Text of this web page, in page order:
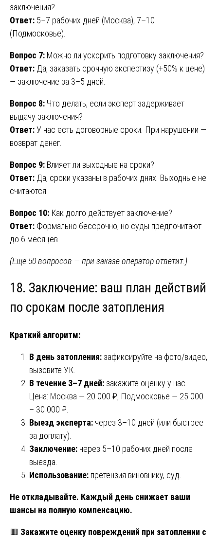
заключения?
Ответ: 5–7 рабочих дней (Москва), 7–10
(Подмосковье).
Вопрос 7: Можно ли ускорить подготовку заключения?
Ответ: Да, заказать срочную экспертизу (+50% к цене)
— заключение за 3–5 дней.
Вопрос 8: Что делать, если эксперт задерживает
выдачу заключения?
Ответ:У нас есть договорные сроки. При нарушении —
возврат денег.
Вопрос 9: Влияет ли выходные на сроки?
Ответ: Да, сроки указаны в рабочих днях. Выходные не
считаются.
Вопрос 10: Как долго действует заключение?
Ответ: Формально бессрочно, но суды предпочитают
до 6 месяцев.
(Ещё 50 вопросов — при заказе оператор ответит.)
18. Заключение: ваш план действий
по срокам после затопления
Краткий алгоритм:
В день затопления: зафиксируйте на фото/видео,
вызовите УК.
В течение 3–7 дней: закажите оценку у нас.
Цена: Москва — 20 000 ₽, Подмосковье — 25 000
– 30 000 ₽.
Выезд эксперта: через 3–10 дней (или быстрее
за доплату).
Заключение: через 5–10 рабочих дней после
выезда.
Использование: претензия виновнику, суд.
Не откладывайте. Каждый день снижает ваши
шансы на полную компенсацию.
🟥 Закажите оценку повреждений при затоплении с